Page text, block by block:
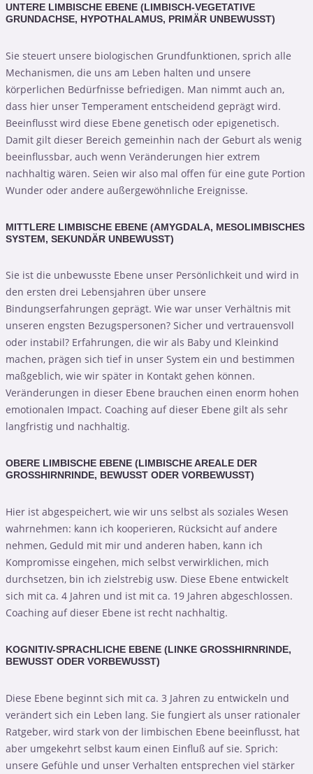
UNTERE LIMBISCHE EBENE (LIMBISCH-VEGETATIVE
GRUNDACHSE, HYPOTHALAMUS, PRIMÄR UNBEWUSST)
Sie steuert unsere biologischen Grundfunktionen, sprich alle
Mechanismen, die uns am Leben halten und unsere
körperlichen Bedürfnisse befriedigen. Man nimmt auch an,
dass hier unser Temperament entscheidend geprägt wird.
Beeinflusst wird diese Ebene genetisch oder epigenetisch.
Damit gilt dieser Bereich gemeinhin nach der Geburt als wenig
beeinflussbar, auch wenn Veränderungen hier extrem
nachhaltig wären. Seien wir also mal offen für eine gute Portion
Wunder oder andere außergewöhnliche Ereignisse.
MITTLERE LIMBISCHE EBENE (AMYGDALA, MESOLIMBISCHES
SYSTEM, SEKUNDÄR UNBEWUSST)
Sie ist die unbewusste Ebene unser Persönlichkeit und wird in
den ersten drei Lebensjahren über unsere
Bindungserfahrungen geprägt. Wie war unser Verhältnis mit
unseren engsten Bezugspersonen? Sicher und vertrauensvoll
oder instabil? Erfahrungen, die wir als Baby und Kleinkind
machen, prägen sich tief in unser System ein und bestimmen
maßgeblich, wie wir später in Kontakt gehen können.
Veränderungen in dieser Ebene brauchen einen enorm hohen
emotionalen Impact. Coaching auf dieser Ebene gilt als sehr
langfristig und nachhaltig.
OBERE LIMBISCHE EBENE (LIMBISCHE AREALE DER
GROSSHIRNRINDE, BEWUSST ODER VORBEWUSST)
Hier ist abgespeichert, wie wir uns selbst als soziales Wesen
wahrnehmen: kann ich kooperieren, Rücksicht auf andere
nehmen, Geduld mit mir und anderen haben, kann ich
Kompromisse eingehen, mich selbst verwirklichen, mich
durchsetzen, bin ich zielstrebig usw. Diese Ebene entwickelt
sich mit ca. 4 Jahren und ist mit ca. 19 Jahren abgeschlossen.
Coaching auf dieser Ebene ist recht nachhaltig.
KOGNITIV-SPRACHLICHE EBENE (LINKE GROSSHIRNRINDE, B
EWUSST ODER VORBEWUSST)
Diese Ebene beginnt sich mit ca. 3 Jahren zu entwickeln und
verändert sich ein Leben lang. Sie fungiert als unser rationaler
Ratgeber, wird stark von der limbischen Ebene beeinflusst, hat
aber umgekehrt selbst kaum einen Einfluß auf sie. Sprich:
unsere Gefühle und unser Verhalten entsprechen viel stärker